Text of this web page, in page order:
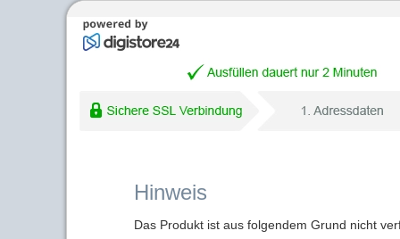
Hinweis
Das Produkt ist aus folgendem Grund nicht